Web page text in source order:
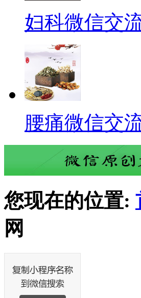
妇科微信交
腰痛微信交
您现在的位置:
网